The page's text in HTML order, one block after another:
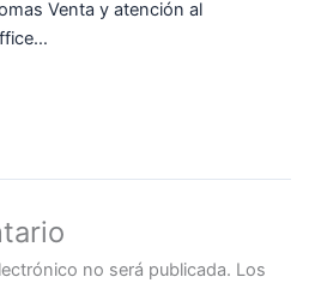
Venta y atención al
no será publicada. Los